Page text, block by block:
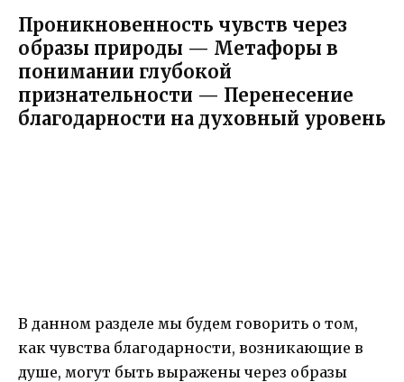
Проникновенность чувств через
образы природы — Метафоры в
понимании глубокой
признательности — Перенесение
благодарности на духовный уровень
В данном разделе мы будем говорить о том,
как чувства благодарности, возникающие в
душе, могут быть выражены через образы